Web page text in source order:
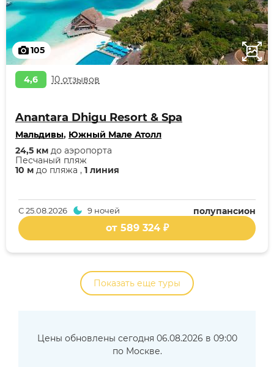
105
4,6 10 отзывов
Anantara Dhigu Resort & Spa
Мальдивы, Южный Мале Атолл
10 м до пляжа , 1 линия
Песчаный пляж
24,5 км до аэропорта
полупансион
С25.08.2026 9 ночей
от 589 324 ₽
Показать еще туры
Цены обновлены сегодня 06.08.2026 в 09:00
по Москве.